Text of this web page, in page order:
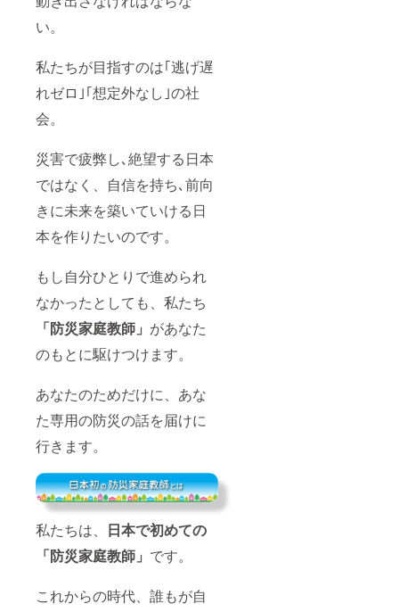
い。
私たちが目指すのは｢逃げ遅
れゼロ｣｢想定外なし｣の社
会。
災害で疲弊し､絶望する日本
ではなく、自信を持ち､前向
きに未来を築いていける日
本を作りたいのです。
もし自分ひとりで進められ
なかったとしても、私たち
「防災家庭教師」 があなた
のもとに駆けつけます。
あなたのためだけに、あな
た専用の防災の話を届けに
行きます。
私たちは、 日本で初めての
「防災家庭教師」 です。
これからの時代、誰もが自